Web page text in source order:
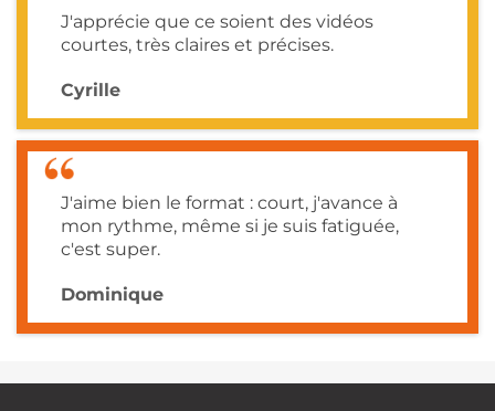
J'apprécie que ce soient des vidéos
courtes, très claires et précises.
Cyrille
J'aime bien le format : court, j'avance à
mon rythme, même si je suis fatiguée,
c'est super.
Dominique